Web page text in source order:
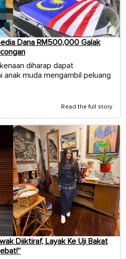
Dana RM500,000 Galak
diharap dapat
anak muda mengambil peluang
Read the full story
Diiktiraf, Layak Ke Uji Bakat